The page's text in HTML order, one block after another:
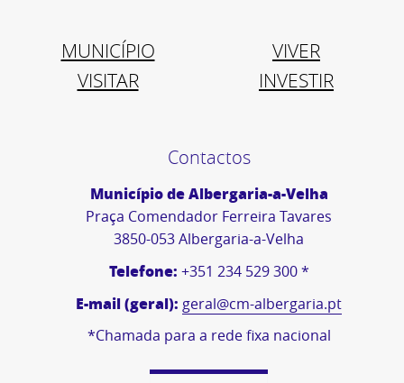
MUNICÍPIO
VIVER
VISITAR
INVESTIR
Contactos
Município de Albergaria-a-Velha
Praça Comendador Ferreira Tavares
3850-053 Albergaria-a-Velha
Telefone: +351 234 529 300 *
E-mail (geral): geral@cm-albergaria.pt
*Chamada para a rede fixa nacional